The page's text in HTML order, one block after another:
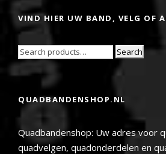
VIND HIER UW BAND, VELG OF
Search
QUADBANDENSHOP.NL
Quadbandenshop: Uw adres voor
quadvelgen, quadonderdelen en